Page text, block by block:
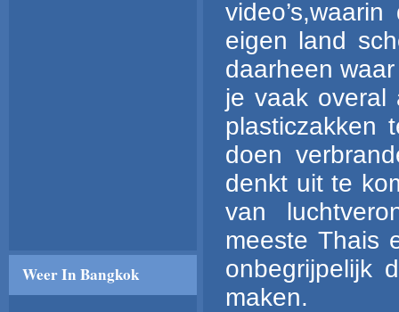
Weer In Bangkok
eigen land
daarheen
je vaak overal
plasticzakken
doen
denkt uit te
van
meeste Thais
onbegrijpelijk
maken.